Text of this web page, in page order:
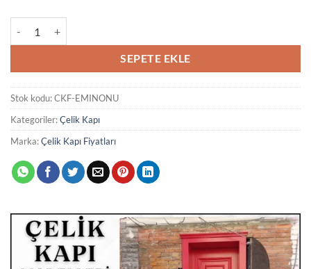
SEPETE EKLE
Stok kodu:CKF-EMINONU
Kategoriler:Çelik Kapı
Marka:Çelik Kapı Fiyatları